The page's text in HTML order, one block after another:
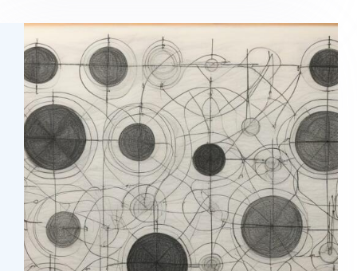
:
Pourquoi
nous
pensons
que
tout
le
monde
pense
comme
nous